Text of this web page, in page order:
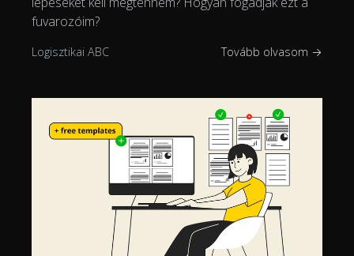
fuvarozóim?
Logisztikai ABC Tovább olvasom →